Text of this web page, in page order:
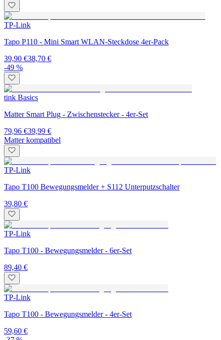
TP-Link
Tapo P110 - Mini Smart WLAN-Steckdose 4er-Pack
39,90 €38,70 €
-49 %
tink Basics
Matter Smart Plug - Zwischenstecker - 4er-Set
79,96 €39,99 €
Matter kompatibel
TP-Link
Tapo T100 Bewegungsmelder + S112 Unterputzschalter
39,80 €
TP-Link
Tapo T100 - Bewegungsmelder - 6er-Set
89,40 €
TP-Link
Tapo T100 - Bewegungsmelder - 4er-Set
59,60 €